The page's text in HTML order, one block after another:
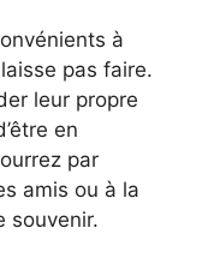
à
pas faire.
leur propre
en
par
amis ou à la
souvenir.